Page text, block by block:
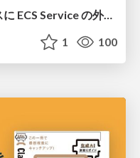
Service Connect 上のサービスに ECS Service の外側から到達できなかった話
1 100